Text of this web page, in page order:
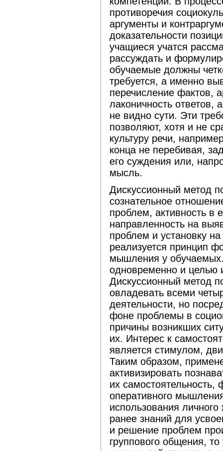
противоречия
аргументы и
доказательности
учащиеся учатся
рассуждать и
обучаемые должны
требуется, а именно
перечисление фактов,
лаконичность ответов,
не видно сути. Эти
позволяют, хотя и не
культуру речи,
конца не перебивая,
его суждения или,
мысль.
Дискуссионный метод
сознательное
проблем, активность в
направленность на
проблем и установку
реализуется принцип
мышления у
одновременно и целью
Дискуссионный метод
овладевать всеми
деятельности, но
фоне проблемы в
причины возникших
их. Интерес к
является стимулом,
Таким образом,
активизировать
их самостоятельность,
оперативного
использования
ранее знаний для
и решение проблем
группового общения,